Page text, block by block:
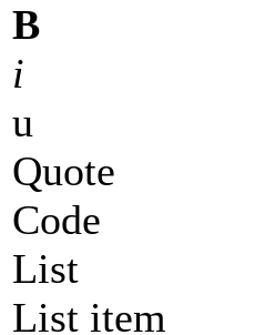
B
i
u
Quote
Code
List
List item